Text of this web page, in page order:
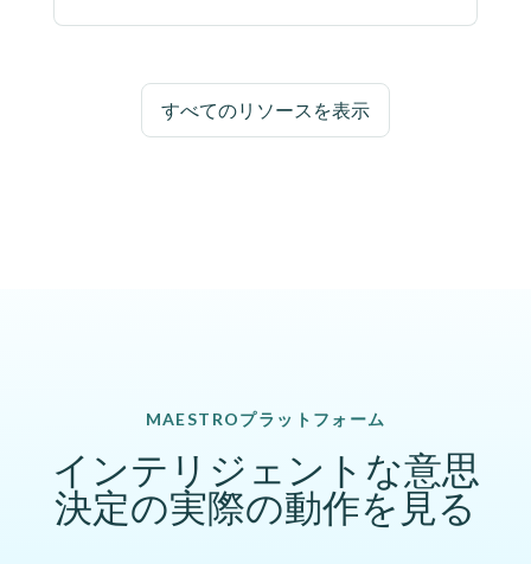
すべてのリソースを表示
MAESTROプラットフォーム
インテリジェントな意思
決定の実際の動作を見る